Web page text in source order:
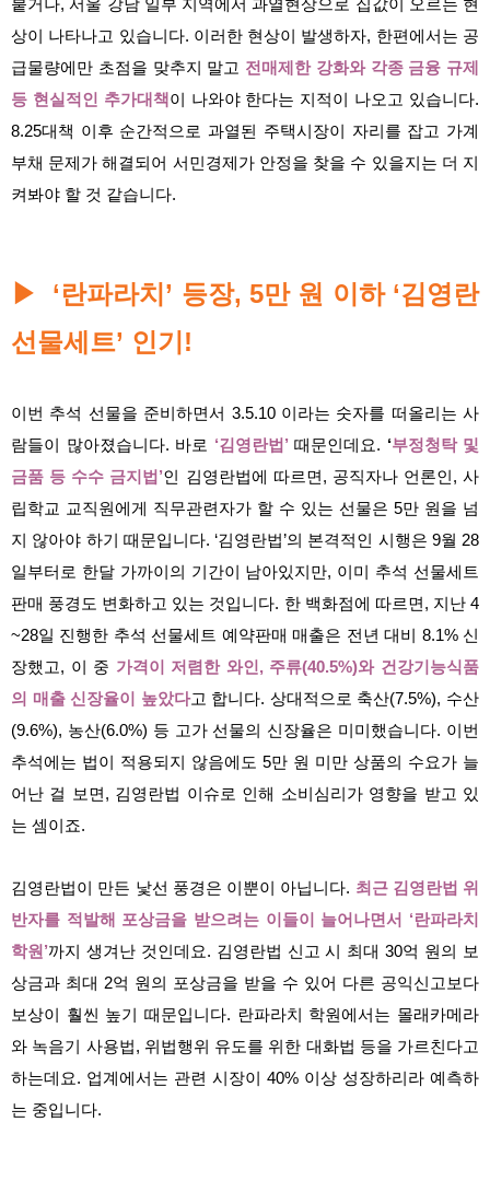
붙거나, 서울 강남 일부 지역에서 과열현상으로 집값이 오르는 현
상이 나타나고 있습니다. 이러한 현상이 발생하자, 한편에서는 공
급물량에만 초점을 맞추지 말고 전매제한 강화와 각종 금융 규제
등 현실적인 추가대책이 나와야 한다는 지적이 나오고 있습니다.
8.25대책 이후 순간적으로 과열된 주택시장이 자리를 잡고 가계
부채 문제가 해결되어 서민경제가 안정을 찾을 수 있을지는 더 지
켜봐야 할 것 같습니다.
▶
‘란파라치’ 등장, 5만 원 이하 ‘김영란
선물세트’ 인기!
이번 추석 선물을 준비하면서 3.5.10 이라는 숫자를 떠올리는 사
람들이 많아졌습니다. 바로 ‘김영란법’ 때문인데요. ‘부정청탁 및
금품 등 수수 금지법’인 김영란법에 따르면, 공직자나 언론인, 사
립학교 교직원에게 직무관련자가 할 수 있는 선물은 5만 원을 넘
지 않아야 하기 때문입니다. ‘김영란법’의 본격적인 시행은 9월 28
일부터로 한달 가까이의 기간이 남아있지만, 이미 추석 선물세트
판매 풍경도 변화하고 있는 것입니다. 한 백화점에 따르면, 지난 4
~28일 진행한 추석 선물세트 예약판매 매출은 전년 대비 8.1% 신
장했고, 이 중 가격이 저렴한 와인, 주류(40.5%)와 건강기능식품
의 매출 신장율이 높았다고 합니다. 상대적으로 축산(7.5%), 수산
(9.6%), 농산(6.0%) 등 고가 선물의 신장율은 미미했습니다. 이번
추석에는 법이 적용되지 않음에도 5만 원 미만 상품의 수요가 늘
어난 걸 보면, 김영란법 이슈로 인해 소비심리가 영향을 받고 있
는 셈이죠.
김영란법이 만든 낯선 풍경은 이뿐이 아닙니다. 최근 김영란법 위
반자를 적발해 포상금을 받으려는 이들이 늘어나면서 ‘란파라치
학원’까지 생겨난 것인데요. 김영란법 신고 시 최대 30억 원의 보
상금과 최대 2억 원의 포상금을 받을 수 있어 다른 공익신고보다
보상이 훨씬 높기 때문입니다. 란파라치 학원에서는 몰래카메라
와 녹음기 사용법, 위법행위 유도를 위한 대화법 등을 가르친다고
하는데요. 업계에서는 관련 시장이 40% 이상 성장하리라 예측하
는 중입니다.